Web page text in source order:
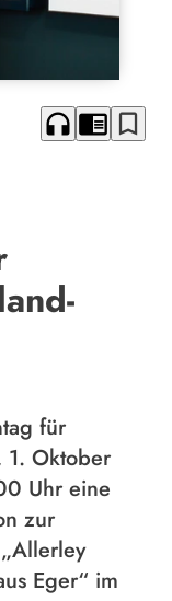
headphones chrome_reader_mode bookmark_border
für
1. Oktober
Uhr eine
zur
Eger“ im